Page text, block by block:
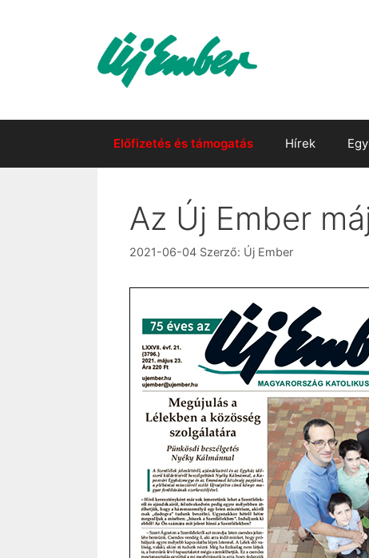
Előfizetés és támogatás Hírek
Az Új Ember
2021-06-04 Szerző: Új Ember